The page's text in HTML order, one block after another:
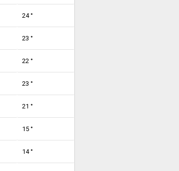
24 °
23 °
22 °
23 °
21 °
15 °
14 °